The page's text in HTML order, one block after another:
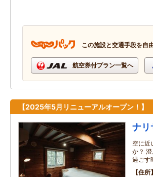
この施設と交通手段を自
航空券付プラン一覧へ
【2025年5月リニューアルオープン！】
ナリ
空に近
か？
過ごす
住所